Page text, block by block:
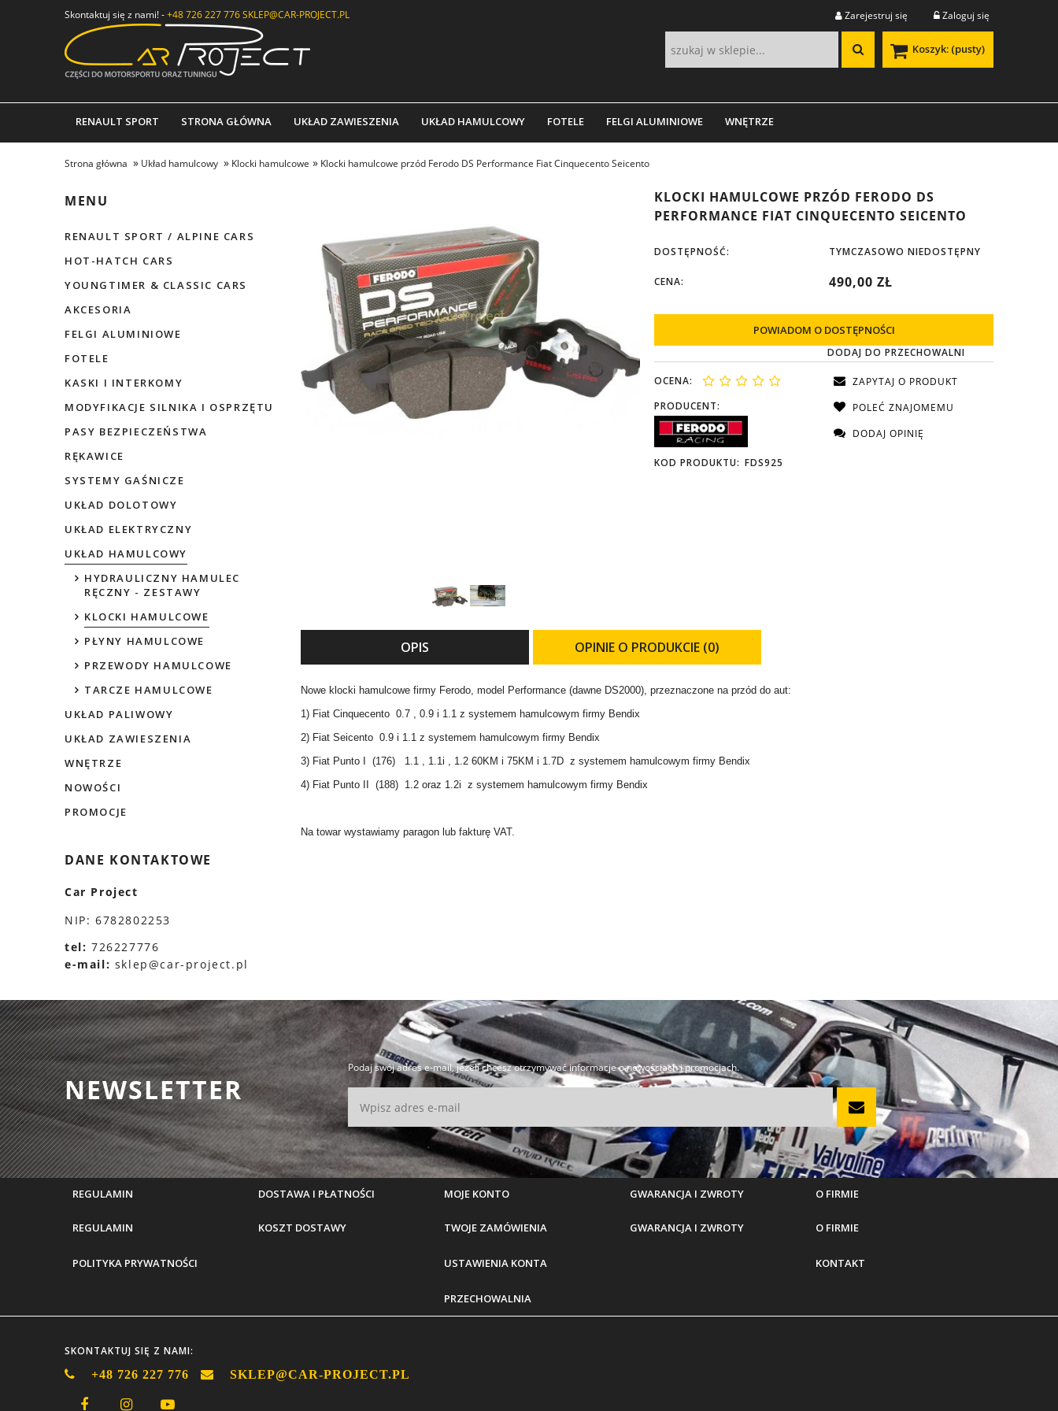
Skontaktuj się z nami! -+48 726 227 776SKLEP@CAR-PROJECT.PL Zarejestruj się Zaloguj się
Koszyk: (pusty)
RENAULT SPORT STRONA GŁÓWNA UKŁAD ZAWIESZENIA UKŁAD HAMULCOWY FOTELE FELGI ALUMINIOWE WNĘTRZE
Strona główna » Układ hamulcowy » Klocki hamulcowe » Klocki hamulcowe przód Ferodo DS Performance Fiat Cinquecento Seicento
MENU
RENAULT SPORT / ALPINE CARS
HOT-HATCH CARS
YOUNGTIMER & CLASSIC CARS
AKCESORIA
FELGI ALUMINIOWE
FOTELE
KASKI I INTERKOMY
MODYFIKACJE SILNIKA I OSPRZĘTU
PASY BEZPIECZEŃSTWA
RĘKAWICE
SYSTEMY GAŚNICZE
UKŁAD DOLOTOWY
UKŁAD ELEKTRYCZNY
UKŁAD HAMULCOWY
HYDRAULICZNY HAMULEC
RĘCZNY - ZESTAWY
KLOCKI HAMULCOWE
PŁYNY HAMULCOWE
PRZEWODY HAMULCOWE
TARCZE HAMULCOWE
UKŁAD PALIWOWY
UKŁAD ZAWIESZENIA
WNĘTRZE
NOWOŚCI
PROMOCJE
DANE KONTAKTOWE
Car Project
NIP: 6782802253
tel: 726227776
e-mail: sklep@car-project.pl
KLOCKI HAMULCOWE PRZÓD FERODO DS
PERFORMANCE FIAT CINQUECENTO SEICENTO
DOSTĘPNOŚĆ: TYMCZASOWO NIEDOSTĘPNY
CENA: 490,00 ZŁ
POWIADOM O DOSTĘPNOŚCI
DODAJ DO PRZECHOWALNI
OCENA:
PRODUCENT:
KOD PRODUKTU: FDS925
ZAPYTAJ O PRODUKT
POLEĆ ZNAJOMEMU
DODAJ OPINIĘ
OPIS OPINIE O PRODUKCIE (0)
Nowe klocki hamulcowe firmy Ferodo, model Performance (dawne DS2000), przeznaczone na przód do aut:
1) Fiat Cinquecento 0.7 , 0.9 i 1.1 z systemem hamulcowym firmy Bendix
2) Fiat Seicento 0.9 i 1.1 z systemem hamulcowym firmy Bendix
3) Fiat Punto I (176) 1.1 , 1.1i , 1.2 60KM i 75KM i 1.7D z systemem hamulcowym firmy Bendix
4) Fiat Punto II (188) 1.2 oraz 1.2i z systemem hamulcowym firmy Bendix
Na towar wystawiamy paragon lub fakturę VAT.
NEWSLETTER
Podaj swój adres e-mail, jeżeli chcesz otrzymywać informacje o nowościach i promocjach.
REGULAMIN
REGULAMIN
POLITYKA PRYWATNOŚCI
DOSTAWA I PŁATNOŚCI
KOSZT DOSTAWY
MOJE KONTO
TWOJE ZAMÓWIENIA
USTAWIENIA KONTA
PRZECHOWALNIA
GWARANCJA I ZWROTY
GWARANCJA I ZWROTY
O FIRMIE
O FIRMIE
KONTAKT
SKONTAKTUJ SIĘ Z NAMI:
+48 726 227 776 SKLEP@CAR-PROJECT.PL